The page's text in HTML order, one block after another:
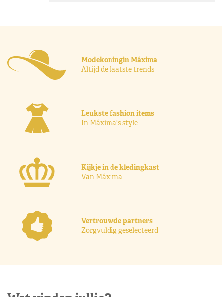
Modekoningin Máxima
Altijd de laatste trends
Leukste fashion items
In Máxima's style
Kijkje in de kledingkast
Van Máxima
Vertrouwde partners
Zorgvuldig geselecteerd